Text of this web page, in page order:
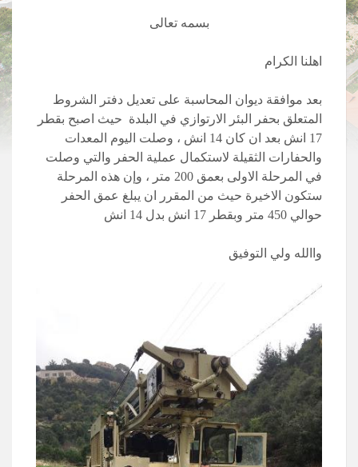
بسمه تعالى
اهلنا الكرام
بعد موافقة ديوان المحاسبة على تعديل دفتر الشروط
المتعلق بحفر البئر الارتوازي في البلدة حيث اصبح بقطر
17 انش بعد ان كان 14 انش ، وصلت اليوم المعدات
والحفارات الثقيلة لاستكمال عملية الحفر والتي وصلت
في المرحلة الاولى بعمق 200 متر ، وإن هذه المرحلة
ستكون الاخيرة حيث من المقرر ان يبلغ عمق الحفر
حوالي 450 متر وبقطر 17 انش بدل 14 انش
واالله ولي التوفيق